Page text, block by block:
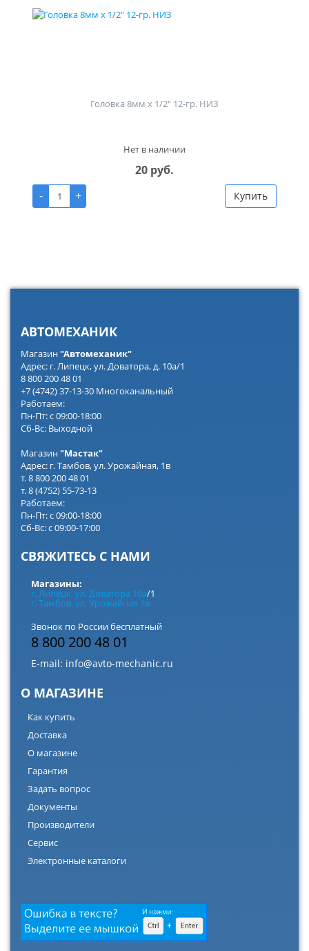
Головка 8мм х 1/2" 12-гр. НИЗ
Нет в наличии
20 руб.
-
+ Купить
АВТОМЕХАНИК
Магазин"Автомеханик"
Адрес: г. Липецк, ул. Доватора, д. 10а/1
8 800 200 48 01
+7 (4742) 37-13-30 Многоканальный
Работаем:
Пн-Пт: с 09:00-18:00
Сб-Вс: Выходной
Магазин"Мастак"
Адрес: г. Тамбов, ул. Урожайная, 1в
т. 8 800 200 48 01
т. 8 (4752) 55-73-13
Работаем:
Пн-Пт: с 09:00-18:00
Сб-Вс: с 09:00-17:00
СВЯЖИТЕСЬ С НАМИ
Магазины:
г. Липецк, ул. Доватора 10а/1
г. Тамбов, ул. Урожайная 1в
Звонок по России бесплатный
8 800 200 48 01
E-mail: info@avto-mechanic.ru
О МАГАЗИНЕ
Как купить
Доставка
О магазине
Гарантия
Задать вопрос
Документы
Производители
Сервис
Электронные каталоги